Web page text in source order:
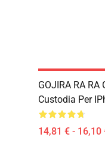
GOJIRA RA RA
Custodia Per
14,81 € - 16,10